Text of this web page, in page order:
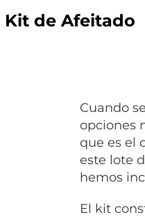
de Afeitado
Cuando
opciones
que es el
este lote
hemos
El kit